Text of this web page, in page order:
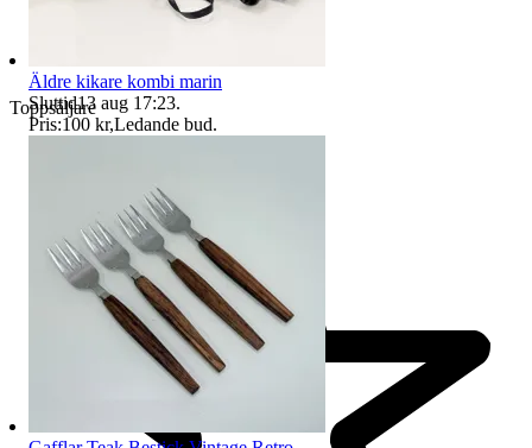
Toppsäljare
Äldre kikare kombi marin
Sluttid13 aug 17:23.
Pris:100 kr,Ledande bud.